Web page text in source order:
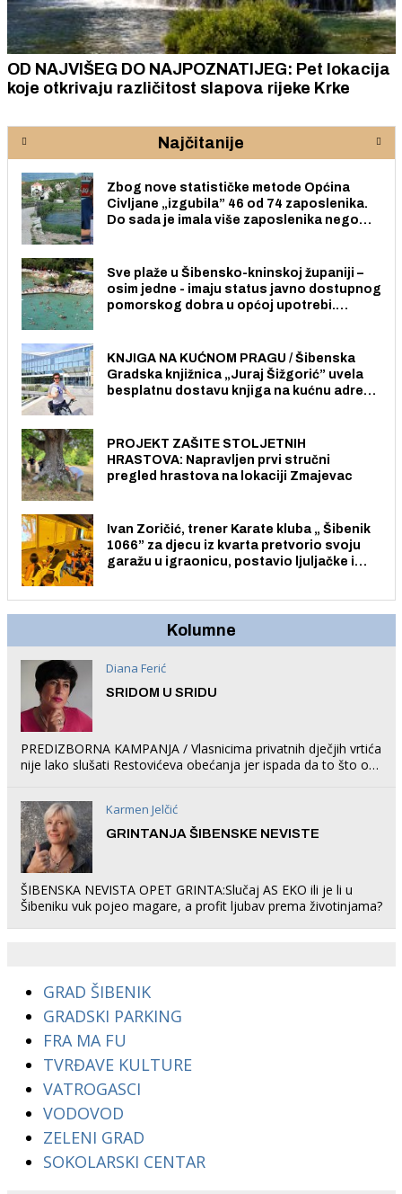
OD NAJVIŠEG DO NAJPOZNATIJEG: Pet lokacija
koje otkrivaju različitost slapova rijeke Krke
Najčitanije
Zbog nove statističke metode Općina
Civljane „izgubila” 46 od 74 zaposlenika.
Do sada je imala više zaposlenika nego
Sve plaže u Šibensko-kninskoj županiji –
osim jedne - imaju status javno dostupnog
pomorskog dobra u općoj upotrebi.
KNJIGA NA KUĆNOM PRAGU / Šibenska
Gradska knjižnica „Juraj Šižgorić” uvela
besplatnu dostavu knjiga na kućnu adresu
PROJEKT ZAŠITE STOLJETNIH
HRASTOVA: Napravljen prvi stručni
pregled hrastova na lokaciji Zmajevac
Ivan Zoričić, trener Karate kluba „ Šibenik
1066” za djecu iz kvarta pretvorio svoju
garažu u igraonicu, postavio ljuljačke i
Kolumne
Diana Ferić
SRIDOM U SRIDU
PREDIZBORNA KAMPANJA / Vlasnicima privatnih dječjih vrtića
nije lako slušati Restovićeva obećanja jer ispada da to što oni
Karmen Jelčić
GRINTANJA ŠIBENSKE NEVISTE
ŠIBENSKA NEVISTA OPET GRINTA:Slučaj AS EKO ili je li u
Šibeniku vuk pojeo magare, a profit ljubav prema životinjama?
GRAD ŠIBENIK
GRADSKI PARKING
FRA MA FU
TVRĐAVE KULTURE
VATROGASCI
VODOVOD
ZELENI GRAD
SOKOLARSKI CENTAR